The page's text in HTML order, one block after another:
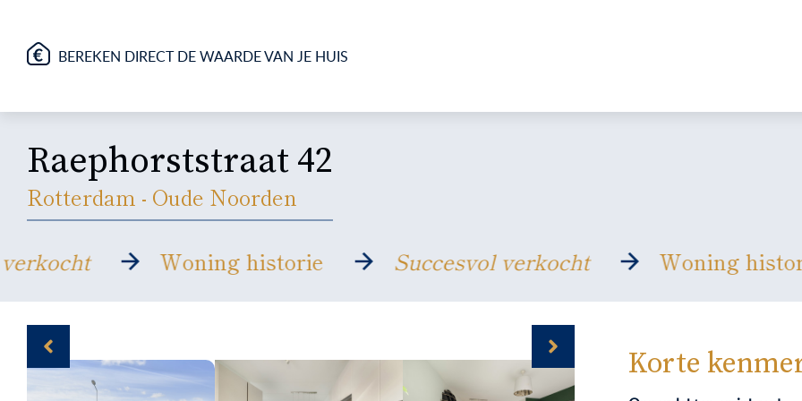
BEREKEN DIRECT DE WAARDE VAN JE HUIS
Raephorststraat 42
Rotterdam - Oude Noorden
verkocht Woning historie Succesvol verkocht Woning
Korte